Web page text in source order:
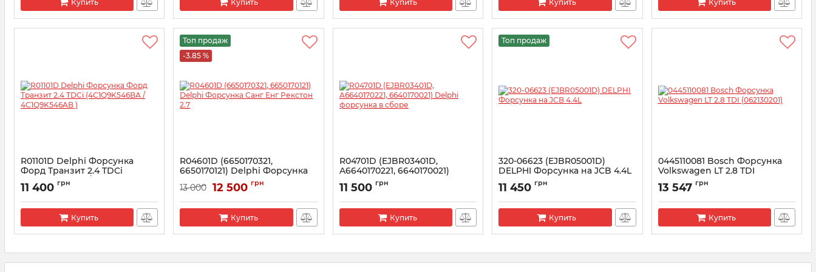
Купить Купить Купить Купить Купить
R01101D Delphi Форсунка
Форд Транзит 2.4 TDCi
(4C1Q9K546BA / 4C1Q9K546AB
)
Артикул: R01101D
11 400 грн
Купить
Топ продаж
-3.85 %
R04601D (6650170321,
6650170121) Delphi Форсунка
Санг Енг Рекстон 2.7
Артикул: R04601D
13 000 12 500 грн
Купить
R04701D (EJBR03401D,
A6640170221, 6640170021)
Delphi форсунка в сборе
Артикул:
11 500 грн
Купить
Топ продаж
320-06623 (EJBR05001D)
DELPHI Форсунка на JCB 4.4L
Артикул: R05001D
11 450 грн
Купить
0445110081 Bosсh Форсунка
Volkswagen LT 2.8 TDI
(062130201)
Артикул:
13 547 грн
Купить